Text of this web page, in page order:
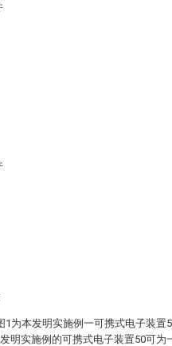
1为本发明实施例一可携式电子装置
明实施例的可携式电子装置50可为